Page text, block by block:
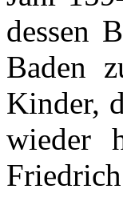
dessen
Baden
Kinder,
wieder
Friedrich